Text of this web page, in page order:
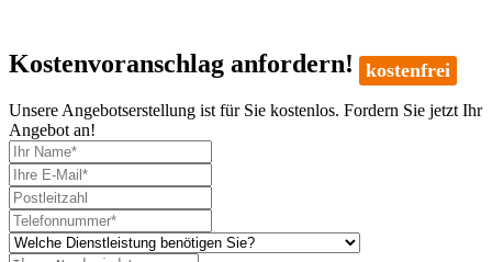
Kostenvoranschlag anfordern! kostenfrei
Unsere Angebotserstellung ist für Sie kostenlos. Fordern Sie jetzt Ihr
Angebot an!